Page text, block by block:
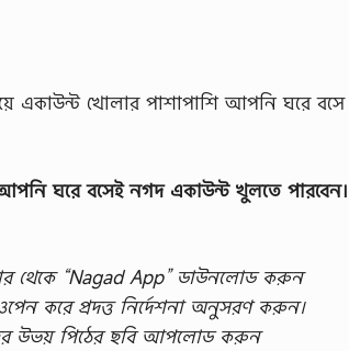
একাউন্ট খোলার পাশাপাশি আপনি ঘরে
ঘরে বসেই নগদ একাউন্ট খুলতে
থেকে “Nagad App” ডাউনলোড করুন
করে প্রদত্ত নির্দেশনা অনুসরণ করুন।
উভয় পিঠের ছবি আপলোড করুন